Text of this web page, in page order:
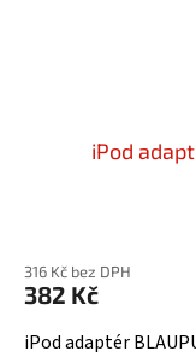
iPod
316 Kč bez DPH
382 Kč
iPod adaptér